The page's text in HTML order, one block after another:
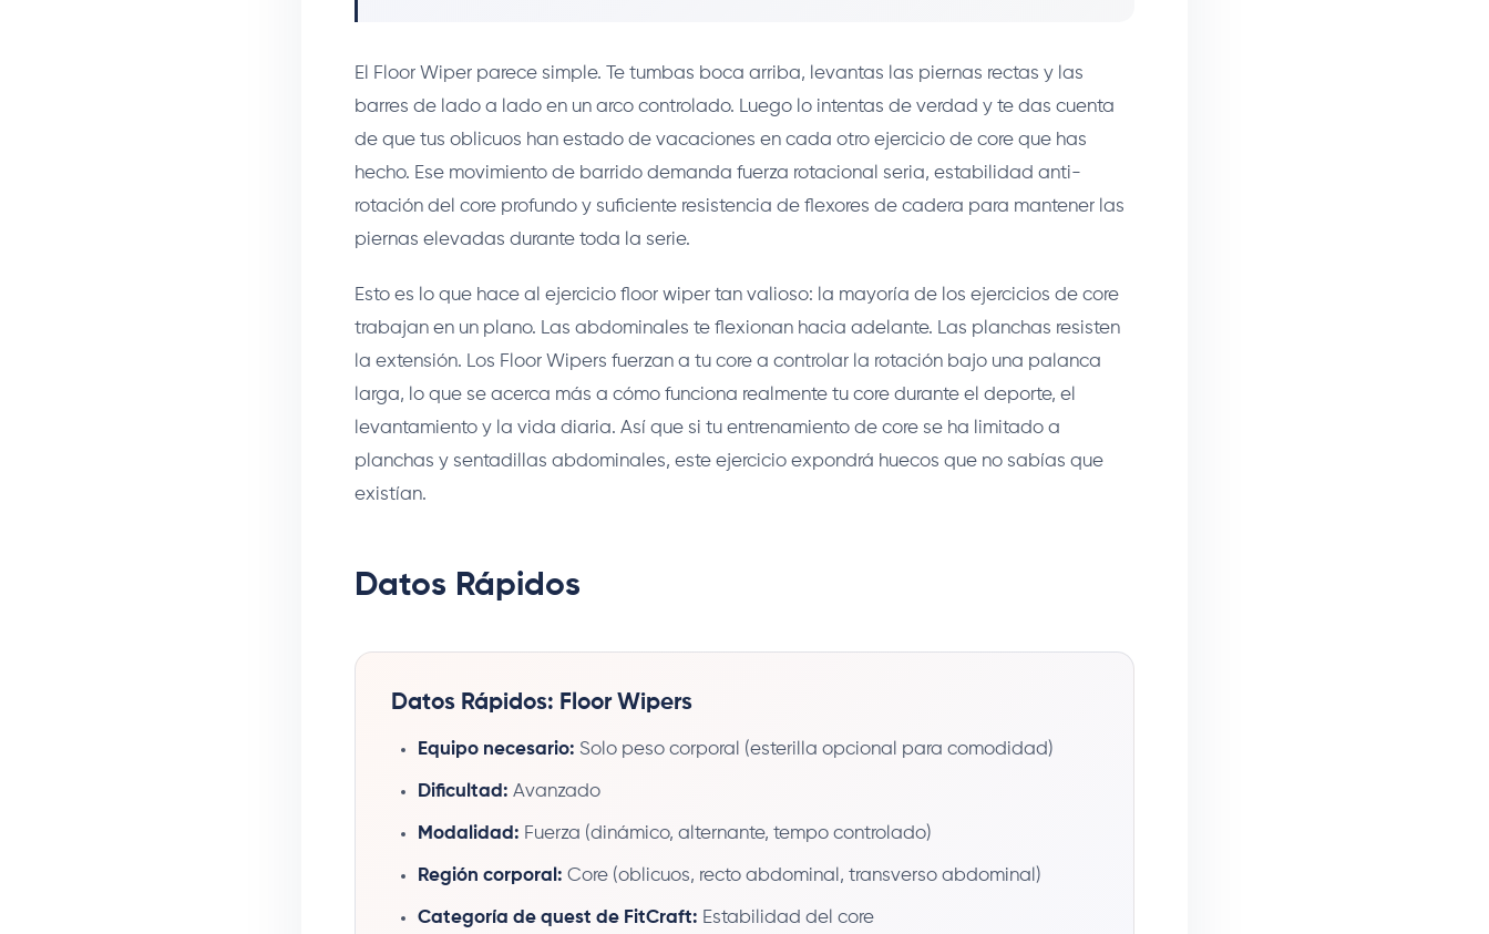
El Floor Wiper parece simple. Te tumbas boca arriba, levantas las piernas rectas y las
barres de lado a lado en un arco controlado. Luego lo intentas de verdad y te das cuenta
de que tus oblicuos han estado de vacaciones en cada otro ejercicio de core que has
hecho. Ese movimiento de barrido demanda fuerza rotacional seria, estabilidad anti-
rotación del core profundo y suficiente resistencia de flexores de cadera para mantener las
piernas elevadas durante toda la serie.
Esto es lo que hace al ejercicio floor wiper tan valioso: la mayoría de los ejercicios de core
trabajan en un plano. Las abdominales te flexionan hacia adelante. Las planchas resisten
la extensión. Los Floor Wipers fuerzan a tu core a controlar la rotación bajo una palanca
larga, lo que se acerca más a cómo funciona realmente tu core durante el deporte, el
levantamiento y la vida diaria. Así que si tu entrenamiento de core se ha limitado a
planchas y sentadillas abdominales, este ejercicio expondrá huecos que no sabías que
existían.
Datos Rápidos
Datos Rápidos: Floor Wipers
Equipo necesario: Solo peso corporal (esterilla opcional para comodidad)
Dificultad: Avanzado
Modalidad: Fuerza (dinámico, alternante, tempo controlado)
Región corporal: Core (oblicuos, recto abdominal, transverso abdominal)
Categoría de quest de FitCraft: Estabilidad del core